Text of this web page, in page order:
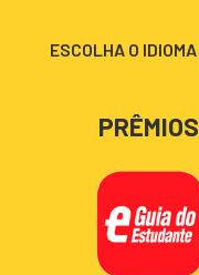
ESCOLHA O IDIOMA
PRÊMIOS